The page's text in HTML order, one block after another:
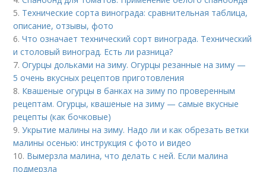
5. Технические сорта винограда: сравнительная таблица,
описание, отзывы, фото
6.Что означает технический сорт винограда. Технический
и столовый виноград. Есть ли разница?
7.Огурцы дольками на зиму. Огурцы резанные на зиму —
5 очень вкусных рецептов приготовления
8. Квашеные огурцы в банках на зиму по проверенным
рецептам. Огурцы, квашеные на зиму — самые вкусные
рецепты (как бочковые)
9.Укрытие малины на зиму. Надо ли и как обрезать ветки
малины осенью: инструкция с фото и видео
10. Вымерзла малина, что делать с ней. Если малина
подмерзла